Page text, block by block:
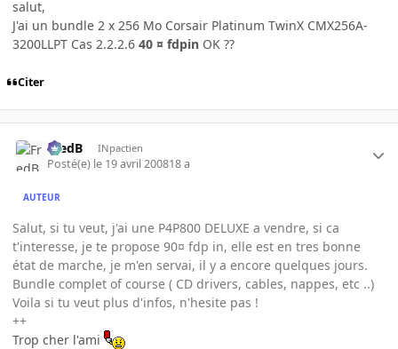
salut,
J'ai un bundle 2 x 256 Mo Corsair Platinum TwinX CMX256A-
3200LLPT Cas 2.2.2.6 40 ¤ fdpin OK ??
Citer
FredB INpactien
Posté(e) le 19 avril 200818 a
AUTEUR
Salut, si tu veut, j'ai une P4P800 DELUXE a vendre, si ca
t'interesse, je te propose 90¤ fdp in, elle est en tres bonne
état de marche, je m'en servai, il y a encore quelques jours.
Bundle complet of course ( CD drivers, cables, nappes, etc ..)
Voila si tu veut plus d'infos, n'hesite pas !
++
Trop cher l'ami